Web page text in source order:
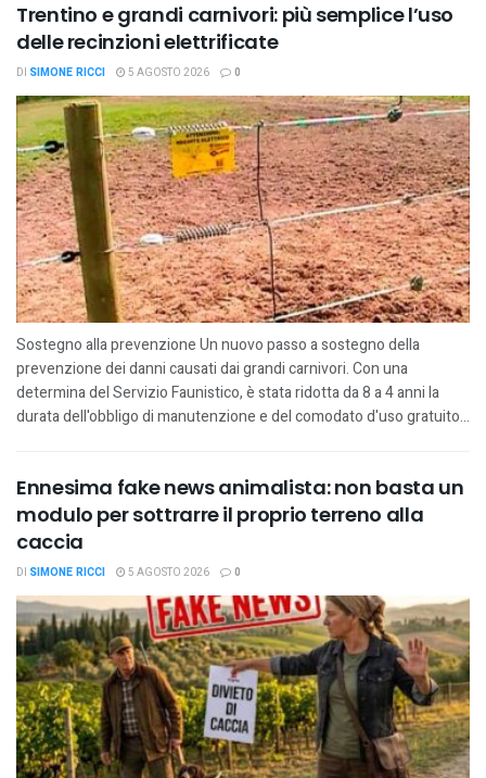
Trentino e grandi carnivori: più semplice l’uso
delle recinzioni elettrificate
DI SIMONE RICCI 5 AGOSTO 2026 0
Sostegno alla prevenzione Un nuovo passo a sostegno della
prevenzione dei danni causati dai grandi carnivori. Con una
determina del Servizio Faunistico, è stata ridotta da 8 a 4 anni la
durata dell'obbligo di manutenzione e del comodato d'uso gratuito...
Ennesima fake news animalista: non basta un
modulo per sottrarre il proprio terreno alla
caccia
DI SIMONE RICCI 5 AGOSTO 2026 0